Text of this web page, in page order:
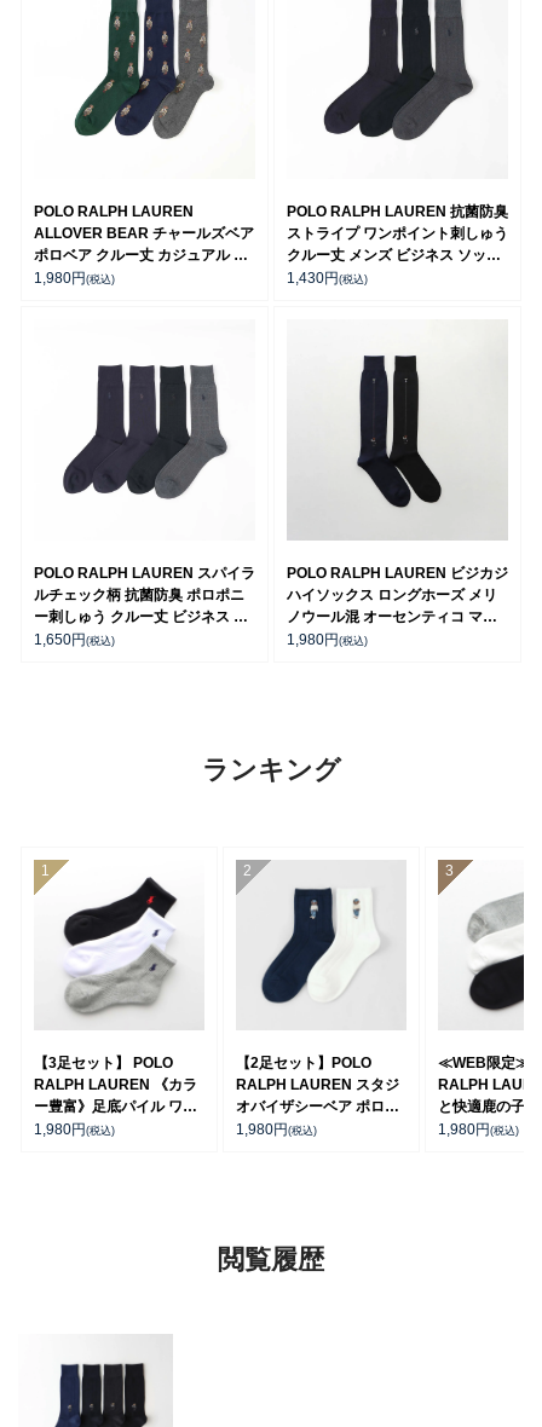
POLO RALPH LAUREN
ALLOVER BEAR チャールズベア
ポロベア クルー丈 カジュアル ソ
ックス メンズ 02012496
1,980円(税込)
POLO RALPH LAUREN 抗菌防臭
ストライプ ワンポイント刺しゅう
クルー丈 メンズ ビジネス ソック
ス 02042390
1,430円(税込)
POLO RALPH LAUREN スパイラ
ルチェック柄 抗菌防臭 ポロポニ
ー刺しゅう クルー丈 ビジネス メ
ンズ ソックス【25-26cm】
1,650円(税込)
POLO RALPH LAUREN ビジカジ
ハイソックス ロングホーズ メリ
ノウール混 オーセンティコ マテ
ィーニベア メンズ 92041900
1,980円(税込)
ランキング
【3足セット】 POLO
RALPH LAUREN 《カラ
ー豊富》足底パイル ワン
ポイントソックス ショー
1,980円 (税込)
【2足セット】POLO
RALPH LAUREN スタジ
オバイザシーベア ポロベ
ア オーガニックコットン
1,980円(税込)
≪WEB限定
RALPH
と快適鹿の子
ーカー丈ソッ
1,980円(税込)
閲覧履歴